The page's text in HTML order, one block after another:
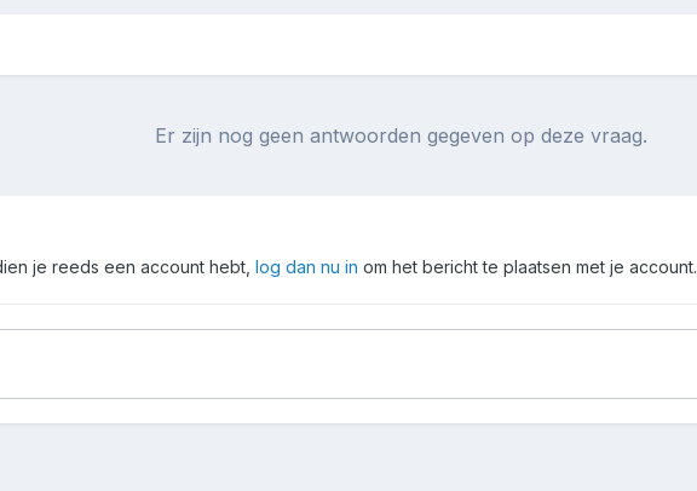
Er zijn nog geen antwoorden gegeven op deze vraag.
je reeds een account hebt, log dan nu in om het bericht te plaatsen met je account.